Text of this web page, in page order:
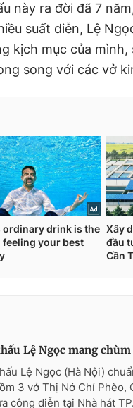
này ra đời đã 7
suất diễn, Lệ
kịch mục của mình,
song với các vở
Lệ Ngọc mang
Lệ Ngọc (Hà Nội)
3 vở Thị Nở Chí Phèo,
công diễn tại Nhà hát